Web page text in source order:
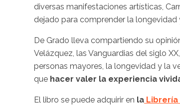
diversas manifestaciones artísticas,
dejado para comprender la
De Grado lleva compartiendo su
Velázquez, las Vanguardias del siglo
personas mayores, la longevidad y la
que hacer valer la experiencia
El libro se puede adquirir en la Librería